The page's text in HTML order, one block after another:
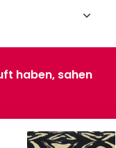
haben, sahen